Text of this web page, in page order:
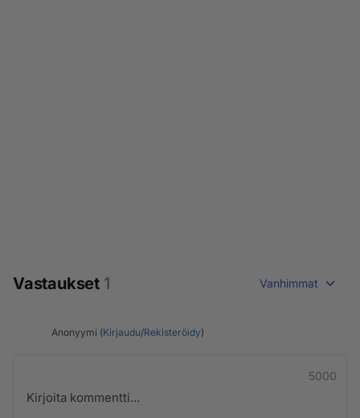
Vastaukset 1 Vanhimmat
Anonyymi (Kirjaudu/Rekisteröidy)
5000